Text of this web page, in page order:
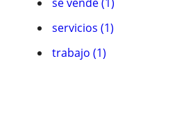
servicios (1)
trabajo (1)